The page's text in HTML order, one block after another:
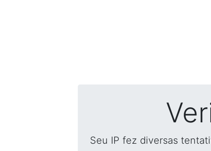
Seu IP fez diversas